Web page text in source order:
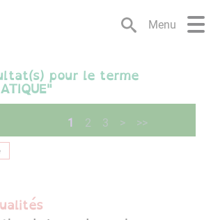
Menu
pour le terme
"
1 2 3 > >>
cookies